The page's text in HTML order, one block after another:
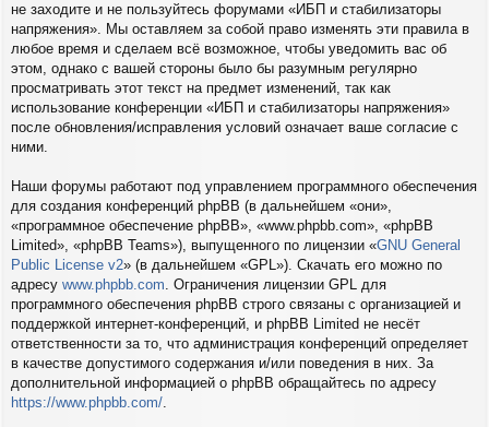
не заходите и не пользуйтесь форумами «ИБП и стабилизаторы
напряжения». Мы оставляем за собой право изменять эти правила в
любое время и сделаем всё возможное, чтобы уведомить вас об
этом, однако с вашей стороны было бы разумным регулярно
просматривать этот текст на предмет изменений, так как
использование конференции «ИБП и стабилизаторы напряжения»
после обновления/исправления условий означает ваше согласие с
ними.
Наши форумы работают под управлением программного обеспечения
для создания конференций phpBB (в дальнейшем «они»,
«программное обеспечение phpBB», «www.phpbb.com», «phpBB
Limited», «phpBB Teams»), выпущенного по лицензии «GNU General
Public License v2» (в дальнейшем «GPL»). Скачать его можно по
адресу www.phpbb.com . Ограничения лицензии GPL для
программного обеспечения phpBB строго связаны с организацией и
поддержкой интернет-конференций, и phpBB Limited не несёт
ответственности за то, что администрация конференций определяет
в качестве допустимого содержания и/или поведения в них. За
дополнительной информацией о phpBB обращайтесь по адресу
https://www.phpbb.com/